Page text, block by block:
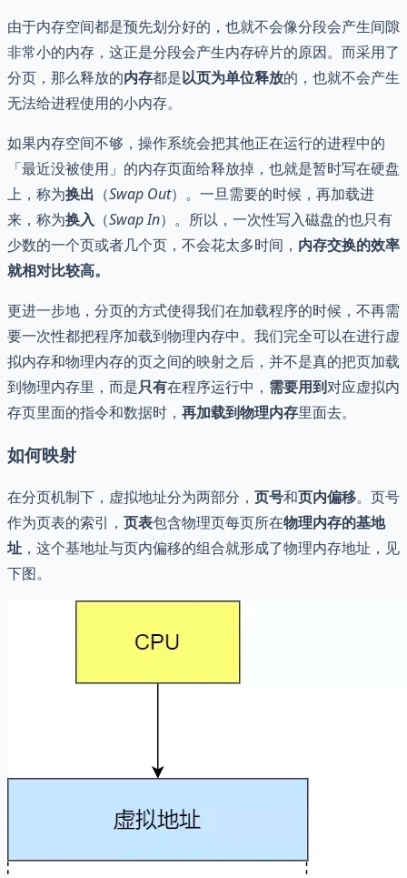
由于内存空间都是预先划分好的，也就不会像分段会产生间隙
非常小的内存，这正是分段会产生内存碎片的原因。而采用了
分页，那么释放的内存都是以页为单位释放的，也就不会产生
无法给进程使用的小内存。
如果内存空间不够，操作系统会把其他正在运行的进程中的
「最近没被使用」的内存页面给释放掉，也就是暂时写在硬盘
上，称为换出 （Swap Out）。一旦需要的时候，再加载进
来，称为换入 （Swap In）。所以，一次性写入磁盘的也只有
少数的一个页或者几个页，不会花太多时间， 内存交换的效率
就相对比较高。
更进一步地，分页的方式使得我们在加载程序的时候，不再需
要一次性都把程序加载到物理内存中。我们完全可以在进行虚
拟内存和物理内存的页之间的映射之后，并不是真的把页加载
到物理内存里，而是只有在程序运行中， 需要用到对应虚拟内
存页里面的指令和数据时， 再加载到物理内存里面去。
如何映射
在分页机制下，虚拟地址分为两部分， 页号和页内偏移。页号
作为页表的索引， 页表包含物理页每页所在物理内存的基地
址 ，这个基地址与页内偏移的组合就形成了物理内存地址，见
下图。